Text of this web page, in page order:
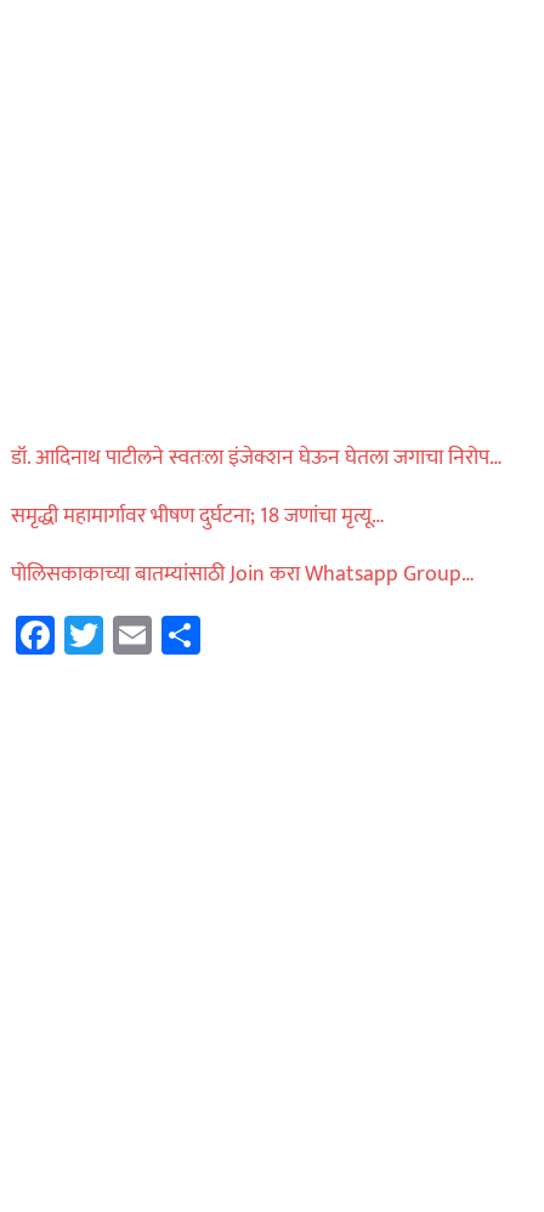
डॉ. आदिनाथ पाटीलने स्वतःला इंजेक्शन घेऊन घेतला जगाचा निरोप…
समृद्धी महामार्गावर भीषण दुर्घटना; 18 जणांचा मृत्यू…
पोलिसकाकाच्या बातम्यांसाठी Join करा Whatsapp Group…
Facebook
Twitter
EmailShare